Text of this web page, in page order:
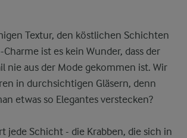
Textur, den köstlichen Schichten
ist es kein Wunder, dass der
nie aus der Mode gekommen ist. Wir
in durchsichtigen Gläsern, denn
etwas so Elegantes verstecken?
jede Schicht - die Krabben, die sich in